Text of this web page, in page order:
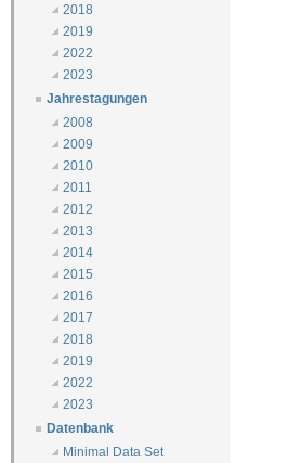
2018
2019
2022
2023
Jahrestagungen
2008
2009
2010
2011
2012
2013
2014
2015
2016
2017
2018
2019
2022
2023
Datenbank
Minimal Data Set